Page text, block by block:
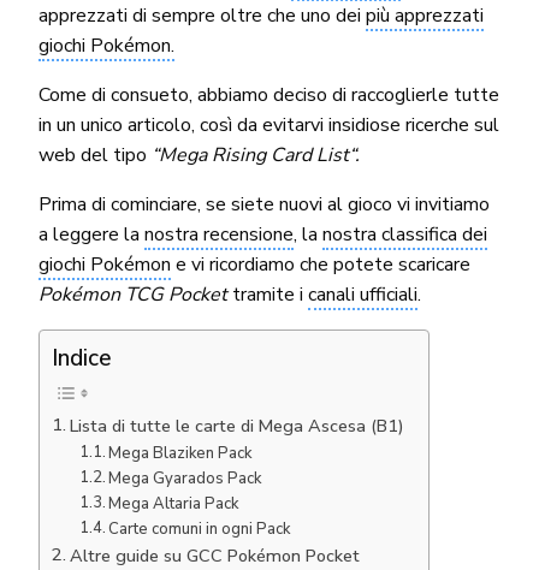
apprezzati di sempre oltre che uno deipiù apprezzati
giochi Pokémon.
Come di consueto, abbiamo deciso di raccoglierle tutte
in un unico articolo, così da evitarvi insidiose ricerche sul
web del tipo “Mega Rising Card List“.
Prima di cominciare, se siete nuovi al gioco vi invitiamo
a leggere lanostra recensione, lanostra classifica dei
giochi Pokémon e vi ricordiamo che potete scaricare
Pokémon TCG Pockettramite icanali ufficiali.
Indice
Lista di tutte le carte di Mega Ascesa (B1)
Mega Blaziken Pack
Mega Gyarados Pack
Mega Altaria Pack
Carte comuni in ogni Pack
Altre guide su GCC Pokémon Pocket